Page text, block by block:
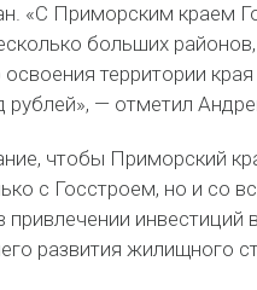
«С Приморским краем
больших
освоения территории
рублей», — отметил
чтобы Приморский
с Госстроем, но и со
привлечении инвестиций
развития жилищного